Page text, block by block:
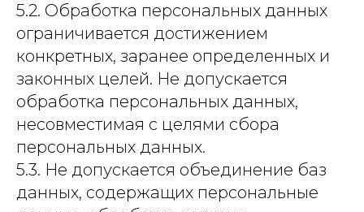
5.2. Обработка персональных данных
ограничивается достижением
конкретных, заранее определенных и
законных целей. Не допускается
обработка персональных данных,
несовместимая с целями сбора
персональных данных.
5.3. Не допускается объединение баз
данных, содержащих персональные